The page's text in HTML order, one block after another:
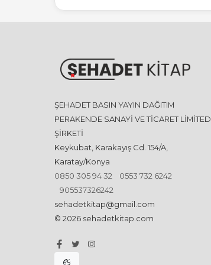
ŞEHADET BASIN YAYIN DAĞITIM
PERAKENDE SANAYİ VE TİCARET LİMİTED
ŞİRKETİ
Keykubat, Karakayış Cd. 154/A,
Karatay/Konya
0850 305 94 32
0553 732 6242
905537326242
sehadetkitap@gmail.com
© 2026 sehadetkitap.com